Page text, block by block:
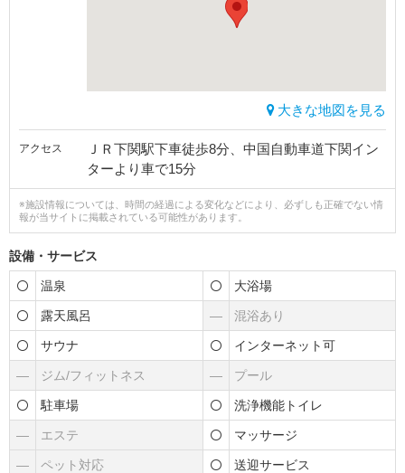
大きな地図を見る
アクセス
ＪＲ下関駅下車徒歩8分、中国自動車道下関イン
ターより車で15分
※施設情報については、時間の経過による変化などにより、必ずしも正確でない情
報が当サイトに掲載されている可能性があります。
設備・サービス
温泉 大浴場
露天風呂 ― 混浴あり
サウナ インターネット可
― ジム/フィットネス ― プール
駐車場 洗浄機能トイレ
― エステ マッサージ
― ペット対応 送迎サービス